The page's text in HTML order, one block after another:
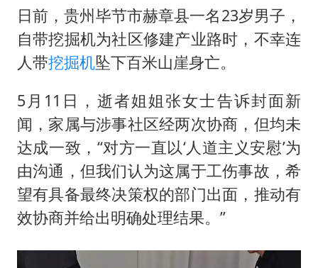
外交部发言人就广岛核爆81周年等答记者问
中国“五箭齐发”反制美国
多地要求领导干部带头休假
奋进开新局 实干挑大梁
日前，贵州毕节市赫章县一名23岁男子，
自带挖掘机为社区修建产业路时，不幸连
人带挖掘机坠下百米山崖身亡。
5月11日，逝者姐姐张女士告诉封面新
闻，家属与涉事社区经两次协商，但均未
达成一致，“对方一直以‘人道主义安慰’为
由沟通，但我们认为这属于工伤事故，希
望有具备最终决策权的部门出面，推动有
效协商并给出明确处理结果。”